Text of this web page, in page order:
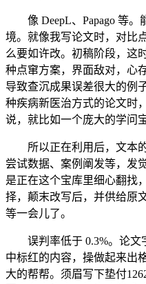
像 DeepL、Papago 等。
境。就像我写论文时，对比
么要如许改。初稿阶段，这
种点窜方案，界面敌对，心
导致查沉成果误差很大的例
种疾病新医治方式的论文时
说，就比如一个庞大的学问宝
所以正在利用后，文本的
尝试数据、案例阐发等，发
是正在这个宝库里细心翻找
择，颠末改写后，并供给原
等一会儿了。
误判率低于 0.3%。论文
中标红的内容，操做起来出
大的帮帮。须眉写下垫付